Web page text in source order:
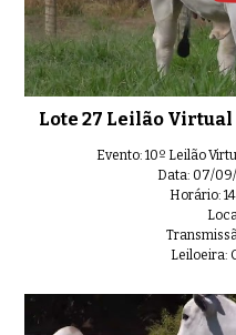
Lote 27 Leilão Virtual
Evento: 10º Leilão
Data: 07/
Horário:
Leiloeira: